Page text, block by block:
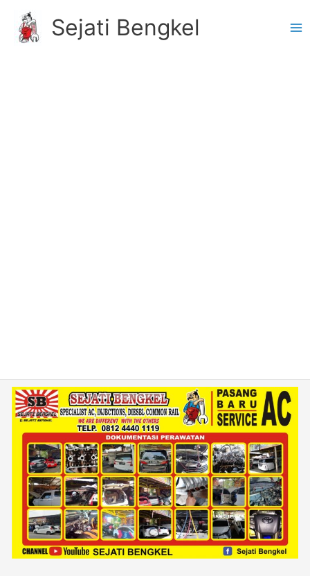
content
Sejati Bengkel